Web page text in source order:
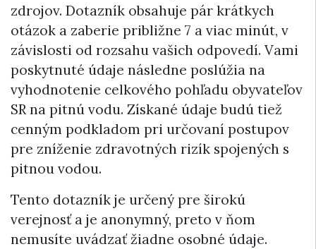
zdrojov. Dotazník obsahuje pár krátkych
otázok a zaberie približne 7 a viac minút, v
závislosti od rozsahu vašich odpovedí. Vami
poskytnuté údaje následne poslúžia na
vyhodnotenie celkového pohľadu obyvateľov
SR na pitnú vodu. Získané údaje budú tiež
cenným podkladom pri určovaní postupov
pre zníženie zdravotných rizík spojených s
pitnou vodou.
Tento dotazník je určený pre širokú
verejnosť a je anonymný, preto v ňom
nemusíte uvádzať žiadne osobné údaje.